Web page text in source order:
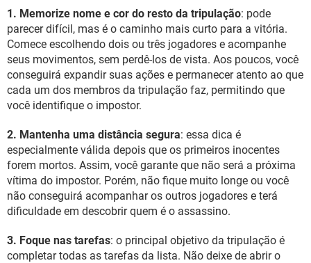
1. Memorize nome e cor do resto da tripulação: pode
parecer difícil, mas é o caminho mais curto para a vitória.
Comece escolhendo dois ou três jogadores e acompanhe
seus movimentos, sem perdê-los de vista. Aos poucos, você
conseguirá expandir suas ações e permanecer atento ao que
cada um dos membros da tripulação faz, permitindo que
você identifique o impostor.
2. Mantenha uma distância segura: essa dica é
especialmente válida depois que os primeiros inocentes
forem mortos. Assim, você garante que não será a próxima
vítima do impostor. Porém, não fique muito longe ou você
não conseguirá acompanhar os outros jogadores e terá
dificuldade em descobrir quem é o assassino.
3. Foque nas tarefas: o principal objetivo da tripulação é
completar todas as tarefas da lista. Não deixe de abrir o